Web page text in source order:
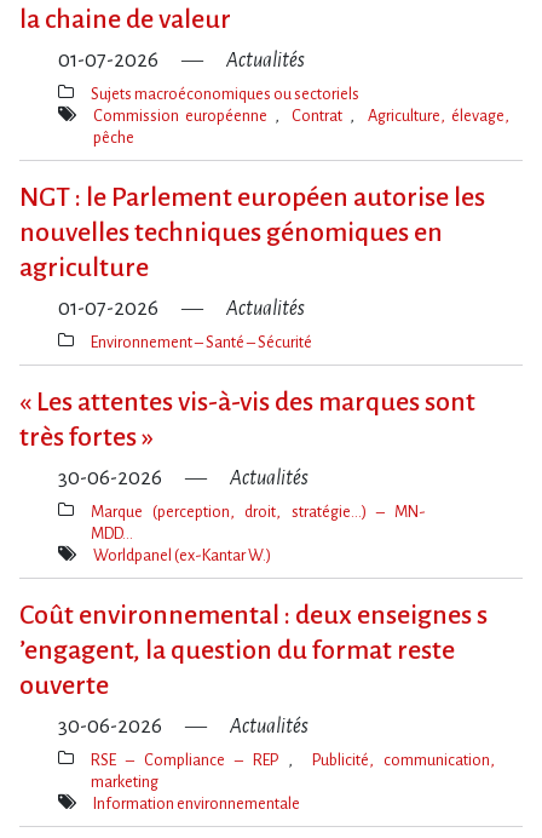
la chaine de valeur
01-07-2026 Actualités
Thèmes(s)
Sujets macroéconomiques ou sectoriels
Mot(s)-
Commission européenne Contrat
Agriculture, élevage,
pêche
NGT : le Parlement européen autorise les
nouvelles techniques génomiques en
agriculture
01-07-2026 Actualités
Thèmes(s)
Environnement – Santé – Sécurité
« Les attentes vis-à-vis des marques sont
très fortes »
30-06-2026 Actualités
Thèmes(s)
Marque (perception, droit, stratégie…) – MN-
MDD…
Mot(s)-
Worldpanel (ex-Kantar W.)
Coût environnemental : deux enseignes s​
‌’engagent, la question du format reste
ouverte
30-06-2026 Actualités
Thèmes(s)
RSE – Compliance – REP
Publicité, communication,
marketing
Mot(s)-
Information environnementale